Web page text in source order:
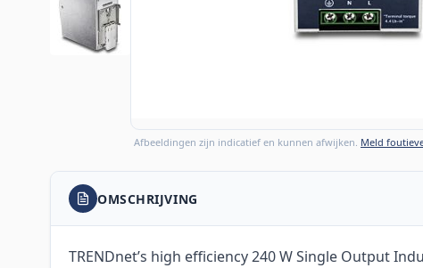
Afbeeldingen zijn indicatief en kunnen afwijken. Meld
OMSCHRIJVING
TRENDnet’s high efficiency 240 W Single Output